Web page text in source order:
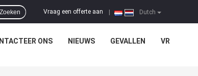
Dutch
Vraag een offerte aan
Zoeken
ONS NIEUWS GEVALLEN VR